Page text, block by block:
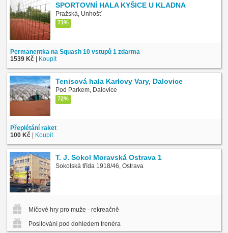
SPORTOVNÍ HALA KYŠICE U KLADNA
Pražská, Unhošť
71%
Permanentka na Squash 10 vstupů 1 zdarma
1539 Kč | Koupit
Tenisová hala Karlovy Vary, Dalovice
Pod Parkem, Dalovice
72%
Přeplétání raket
100 Kč | Koupit
T. J. Sokol Moravská Ostrava 1
Sokolská třída 1918/46, Ostrava
Míčové hry pro muže - rekreačně
Posilování pod dohledem trenéra